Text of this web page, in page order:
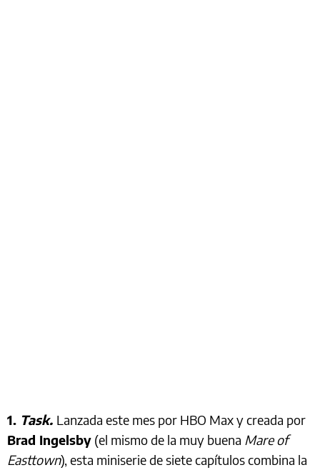
1. Task. Lanzada este mes por HBO Max y creada por
Brad Ingelsby (el mismo de la muy buena Mare of
Easttown), esta miniserie de siete capítulos combina la